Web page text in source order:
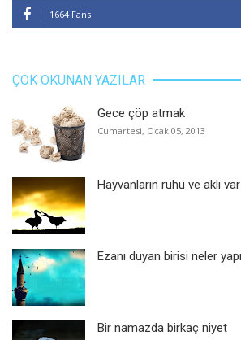
1664 Fans
ÇOK OKUNAN YAZILAR
Gece çöp atmak
Cumartesi, Ocak 05, 2013
Hayvanların ruhu ve aklı var
Ezanı duyan birisi neler
Bir namazda birkaç niyet